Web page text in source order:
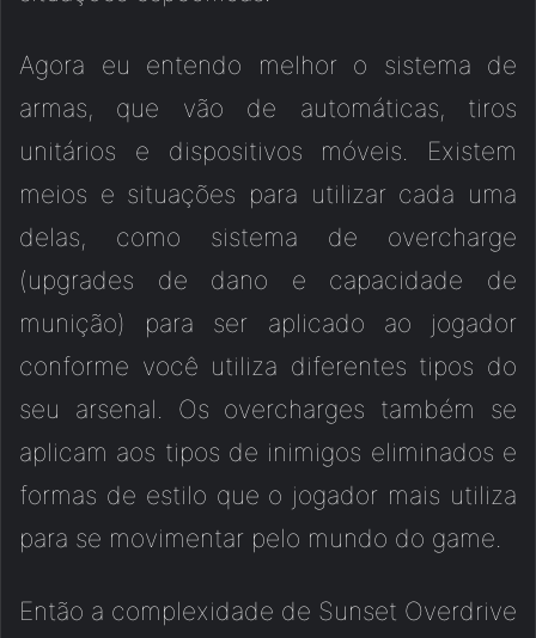
Agora eu entendo melhor o sistema de
armas, que vão de automáticas, tiros
unitários e dispositivos móveis. Existem
meios e situações para utilizar cada uma
delas, como sistema de overcharge
(upgrades de dano e capacidade de
munição) para ser aplicado ao jogador
conforme você utiliza diferentes tipos do
seu arsenal. Os overcharges também se
aplicam aos tipos de inimigos eliminados e
formas de estilo que o jogador mais utiliza
para se movimentar pelo mundo do game.
Então a complexidade de Sunset Overdrive